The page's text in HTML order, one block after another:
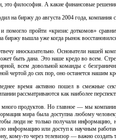
это философия. А какие финансовые
на биржу до августа 2004 года, компания
помогло пройти «кризис доткомов»
на биржу вышла уже когда рынок
иносказательно. Основатели нашей
быть дана. Это наше кредо во всем.
всем довольной команды с
чертой до сих пор, оно останется нашим
время активно пошел в смежные
рассматриваются как наиболее
продуктов. Но главное — мы компания
мира была доступна любому
люди не только получали информацию,
информацию или доступ к научным
кому-то через телевизор — важно